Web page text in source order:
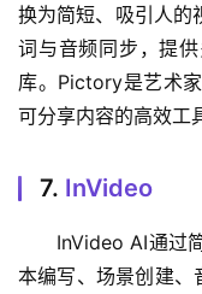
换为简短、吸引人的
词与音频同步，提
库。Pictory是艺术
可分享内容的高效工
7. InVideo
InVideo AI通过
本编写、场景创建、